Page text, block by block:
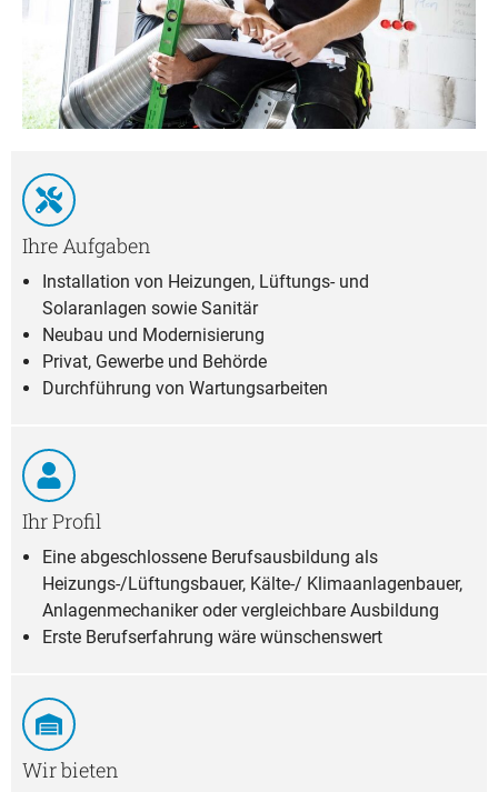
Ihre Aufgaben
Installation von Heizungen, Lüftungs- und
Solaranlagen sowie Sanitär
Neubau und Modernisierung
Privat, Gewerbe und Behörde
Durchführung von Wartungsarbeiten
Ihr Profil
Eine abgeschlossene Berufsausbildung als
Heizungs-/Lüftungsbauer, Kälte-/ Klimaanlagenbauer,
Anlagenmechaniker oder vergleichbare Ausbildung
Erste Berufserfahrung wäre wünschenswert
Wir bieten